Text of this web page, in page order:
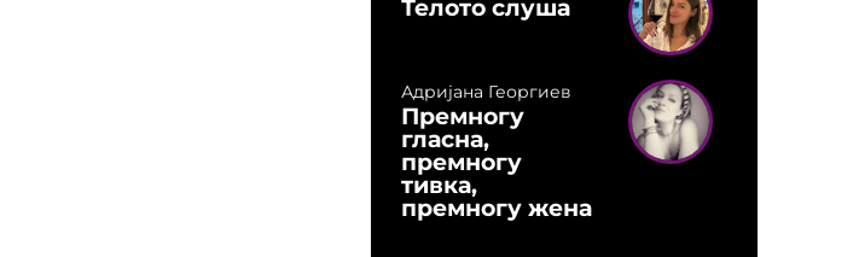
Телото слуша
Адријана Георгиев
Премногу
гласна,
премногу
тивка,
премногу жена